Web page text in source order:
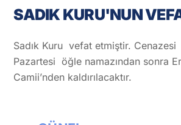
SADIK KURU'NUN
Sadık Kuru vefat etmiştir.
Pazartesi öğle namazından sonra
Camii’nden kaldırılacaktır.